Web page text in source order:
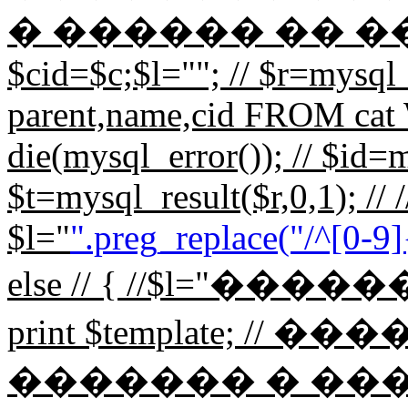
� ������ ��
$cid=$c;$l=""; //
parent,name,cid FROM
die(mysql_error()); //
$t=mysql_result($r,0,1); //
$l="".preg_replace("/^[0-
else // { //
print $template; //
������� �